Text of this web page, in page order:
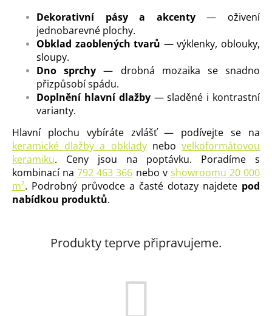
Dekorativní pásy a akcenty— oživení
jednobarevné plochy.
Obklad zaoblených tvarů — výklenky, oblouky,
sloupy.
Dno sprchy — drobná mozaika se snadno
přizpůsobí spádu.
Doplnění hlavní dlažby— sladěné i kontrastní
varianty.
Hlavní plochu vybíráte zvlášť — podívejte se na
keramické dlažby a obkladynebovelkoformátovou
keramiku. Ceny jsou na poptávku. Poradíme s
kombinací na792 463 366 nebo v showroomu 20 000
m². Podrobný průvodce a časté dotazy najdete pod
nabídkou produktů.
Produkty teprve připravujeme.